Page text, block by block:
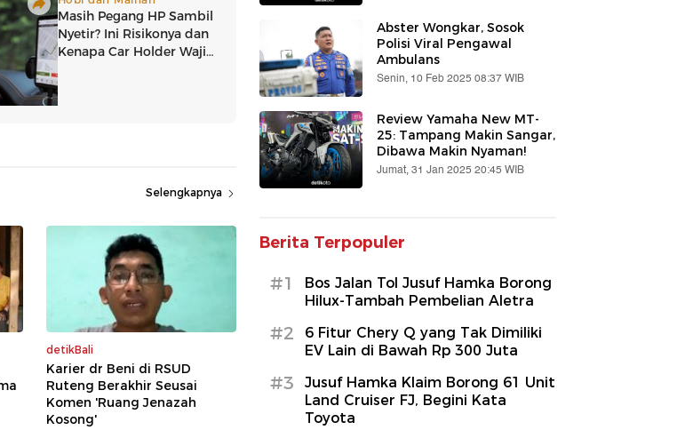
Selengkapnya
detikBali
Karier dr Beni di RSUD
Ruteng Berakhir Seusai
Komen 'Ruang Jenazah
Kosong'
Abster Wongkar, Sosok
Polisi Viral Pengawal
Ambulans
Senin, 10 Feb 2025 08:37 WIB
Review Yamaha New MT-
25: Tampang Makin Sangar,
Dibawa Makin Nyaman!
Jumat, 31 Jan 2025 20:45 WIB
Berita Terpopuler
#1
Bos Jalan Tol Jusuf Hamka Borong
Hilux-Tambah Pembelian Aletra
#2
6 Fitur Chery Q yang Tak Dimiliki
EV Lain di Bawah Rp 300 Juta
#3
Jusuf Hamka Klaim Borong 61 Unit
Land Cruiser FJ, Begini Kata
Toyota